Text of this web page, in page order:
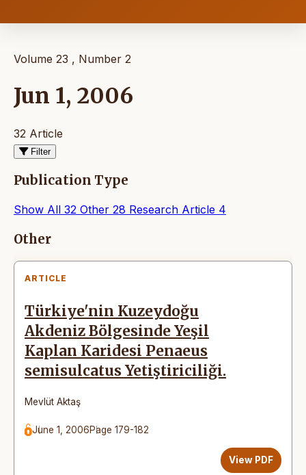
Volume 23 , Number 2
Jun 1, 2006
32 Article
Filter
Publication Type
Show All 32 Other 28 Research Article 4
Articles
Other
ARTICLE
Türkiye'nin Kuzeydoğu
Akdeniz Bölgesinde Yeşil
Kaplan Karidesi Penaeus
semisulcatus Yetiştiriciliği.
Mevlüt Aktaş
June 1, 2006Page 179-182
View PDF